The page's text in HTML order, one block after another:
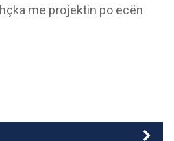
me projektin po ecën